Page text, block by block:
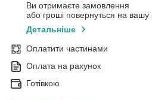
Ви отримаєте замовлення
або гроші повернуться на вашу
Детальніше
Оплатити частинами
Оплата на рахунок
Готівкою